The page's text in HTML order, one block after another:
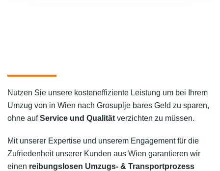
Nutzen Sie unsere kosteneffiziente Leistung um bei Ihrem
Umzug von in Wien nach Grosuplje bares Geld zu sparen,
ohne aufService und Qualität verzichten zu müssen.
Mit unserer Expertise und unserem Engagement für die
Zufriedenheit unserer Kunden aus Wien garantieren wir
einen reibungslosen Umzugs- & Transportprozess